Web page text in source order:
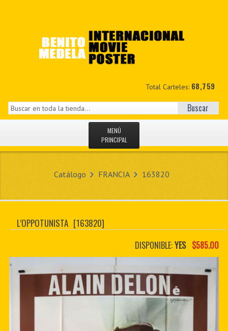
Total Carteles: 68,759
Buscar
MENÚ
PRINCIPAL
MIS DATOS
CONTACTO
CUSTOM PDF
Catálogo FRANCIA 163820
L’OPPOTUNISTA [163820]
DISPONIBLE:YES $585.00